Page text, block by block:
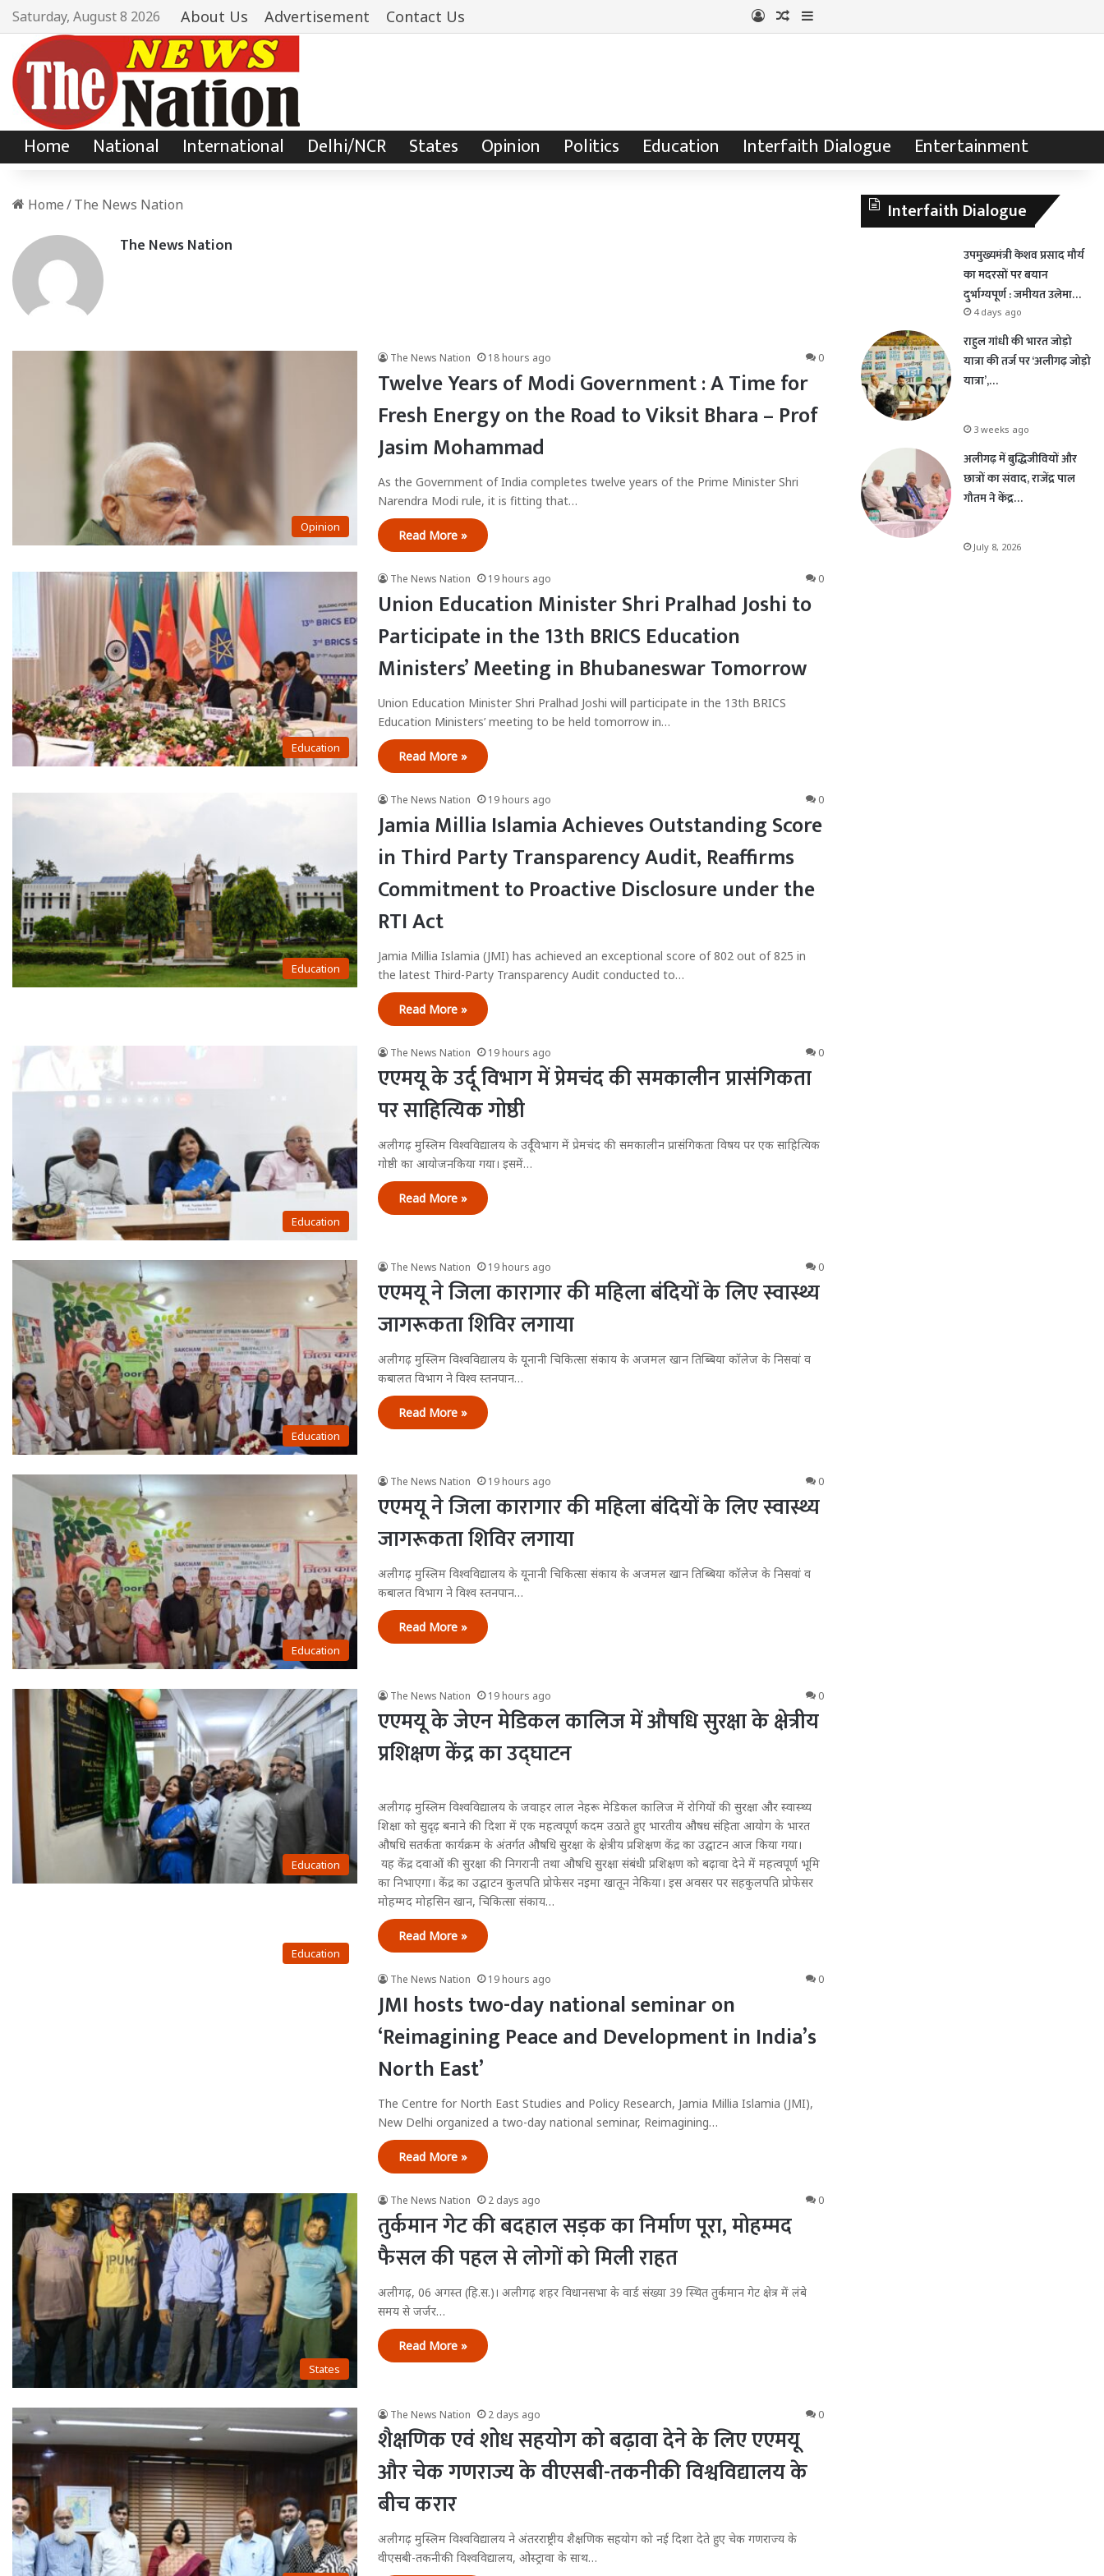
Saturday, August 8 2026 About Us Advertisement Contact Us Log InRandom Article
Sidebar
Home National International Delhi/NCR States Opinion Politics Education Interfaith Dialogue Entertainment
Home/The News Nation
The News Nation
Opinion
The News Nation 18 hours ago 0
Twelve Years of Modi Government : A Time for
Fresh Energy on the Road to Viksit Bhara – Prof
Jasim Mohammad
As the Government of India completes twelve years of the Prime Minister Shri
Narendra Modi rule, it is fitting that…
Read More »
Education
The News Nation 19 hours ago 0
Union Education Minister Shri Pralhad Joshi to
Participate in the 13th BRICS Education
Ministers’ Meeting in Bhubaneswar Tomorrow
Union Education Minister Shri Pralhad Joshi will participate in the 13th BRICS
Education Ministers’ meeting to be held tomorrow in…
Read More »
Education
The News Nation 19 hours ago 0
Jamia Millia Islamia Achieves Outstanding Score
in Third Party Transparency Audit, Reaffirms
Commitment to Proactive Disclosure under the
RTI Act
Jamia Millia Islamia (JMI) has achieved an exceptional score of 802 out of 825 in
the latest Third-Party Transparency Audit conducted to…
Read More »
Education
The News Nation 19 hours ago 0
एएमयू के उर्दू विभाग में प्रेमचंद की समकालीन प्रासंगिकता
पर साहित्यिक गोष्ठी
अलीगढ़ मुस्लिम विश्वविद्यालय के उर्दू विभाग में प्रेमचंद की समकालीन प्रासंगिकता विषय पर एक साहित्यिक
गोष्ठी का आयोजनकिया गया। इसमें…
Read More »
Education
The News Nation 19 hours ago 0
एएमयू ने जिला कारागार की महिला बंदियों के लिए स्वास्थ्य
जागरूकता शिविर लगाया
अलीगढ़ मुस्लिम विश्वविद्यालय के यूनानी चिकित्सा संकाय के अजमल खान तिब्बिया कॉलेज के निसवां व
कबालत विभाग ने विश्व स्तनपान…
Read More »
Education
The News Nation 19 hours ago 0
एएमयू ने जिला कारागार की महिला बंदियों के लिए स्वास्थ्य
जागरूकता शिविर लगाया
अलीगढ़ मुस्लिम विश्वविद्यालय के यूनानी चिकित्सा संकाय के अजमल खान तिब्बिया कॉलेज के निसवां व
कबालत विभाग ने विश्व स्तनपान…
Read More »
Education
The News Nation 19 hours ago 0
एएमयू के जेएन मेडिकल कालिज में औषधि सुरक्षा के क्षेत्रीय
प्रशिक्षण केंद्र का उद्घाटन
अलीगढ़ मुस्लिम विश्वविद्यालय के जवाहर लाल नेहरू मेडिकल कालिज में रोगियों की सुरक्षा और स्वास्थ्य
शिक्षा को सुदृढ़ बनाने की दिशा में एक महत्वपूर्ण कदम उठाते हुए भारतीय औषध संहिता आयोग के भारत
औषधि सतर्कता कार्यक्रम के अंतर्गत औषधि सुरक्षा के क्षेत्रीय प्रशिक्षण केंद्र का उद्घाटन आज किया गया।
यह केंद्र दवाओं की सुरक्षा की निगरानी तथा औषधि सुरक्षा संबंधी प्रशिक्षण को बढ़ावा देने में महत्वपूर्ण भूमि
का निभाएगा। केंद्र का उद्घाटन कुलपति प्रोफेसर नइमा खातून नेकिया। इस अवसर पर सहकुलपति प्रोफेसर
मोहम्मद मोहसिन खान, चिकित्सा संकाय…
Read More »
Education
The News Nation 19 hours ago 0
JMI hosts two-day national seminar on
‘Reimagining Peace and Development in India’s
North East’
The Centre for North East Studies and Policy Research, Jamia Millia Islamia (JMI),
New Delhi organized a two-day national seminar, Reimagining…
Read More »
States
The News Nation 2 days ago 0
तुर्कमान गेट की बदहाल सड़क का निर्माण पूरा, मोहम्मद
फैसल की पहल से लोगों को मिली राहत
अलीगढ़, 06 अगस्त (हि.स.)। अलीगढ़ शहर विधानसभा के वार्ड संख्या 39 स्थित तुर्कमान गेट क्षेत्र में लंबे
समय से जर्जर…
Read More »
The News Nation 2 days ago 0
शैक्षणिक एवं शोध सहयोग को बढ़ावा देने के लिए एएमयू
और चेक गणराज्य के वीएसबी-तकनीकी विश्वविद्यालय के
बीच करार
अलीगढ़ मुस्लिम विश्वविद्यालय ने अंतरराष्ट्रीय शैक्षणिक सहयोग को नई दिशा देते हुए चेक गणराज्य के
वीएसबी-तकनीकी विश्वविद्यालय, ओस्ट्रावा के साथ…
Interfaith Dialogue
उपमुख्यमंत्री केशव प्रसाद मौर्य
का मदरसों पर बयान
दुर्भाग्यपूर्ण : जमीयत उलेमा…
4 days ago
राहुल गांधी की भारत जोड़ो
यात्रा की तर्ज पर ‘अलीगढ़ जोड़ो
यात्रा’,…
3 weeks ago
अलीगढ़ में बुद्धिजीवियों और
छात्रों का संवाद, राजेंद्र पाल
गौतम ने केंद्र…
July 8, 2026